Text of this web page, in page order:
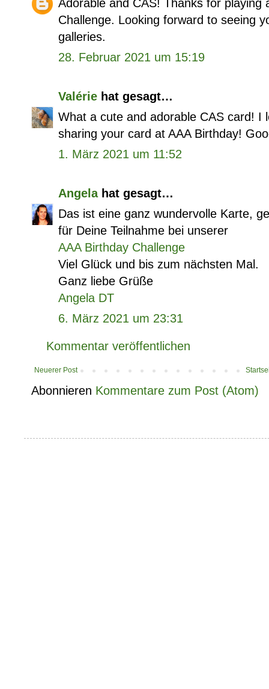
Adorable and CAS! Thanks for playing
Challenge. Looking forward to seeing
galleries.
28. Februar 2021 um 15:19
Valérie hat gesagt…
What a cute and adorable CAS card! I
sharing your card at AAA Birthday!
1. März 2021 um 11:52
Angelahat gesagt…
Das ist eine ganz wundervolle Karte,
für Deine Teilnahme bei unserer
AAA Birthday Challenge
Viel Glück und bis zum nächsten Mal.
Ganz liebe Grüße
Angela DT
6. März 2021 um 23:31
Kommentar veröffentlichen
Neuerer Post
Abonnieren Kommentare zum Post (Atom)